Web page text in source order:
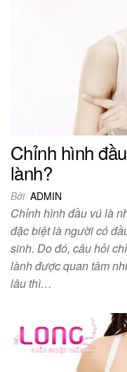
Chỉnh hình
lành?
Bởi ADMIN
Chỉnh hình đầu vú là
đặc biệt là người có
sinh. Do đó, câu hỏi
lành được quan tâm
lâu thì…